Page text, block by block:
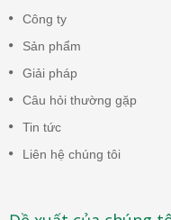
Công ty
Sản phẩm
Giải pháp
Câu hỏi thường gặp
Tin tức
Liên hệ chúng tôi